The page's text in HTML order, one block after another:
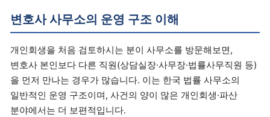
변호사 사무소의 운영 구조 이해
개인회생을 처음 검토하시는 분이 사무소를 방문해보면,
변호사 본인보다 다른 직원(상담실장·사무장·법률사무직원 등)
을 먼저 만나는 경우가 많습니다. 이는 한국 법률 사무소의
일반적인 운영 구조이며, 사건의 양이 많은 개인회생·파산
분야에서는 더 보편적입니다.